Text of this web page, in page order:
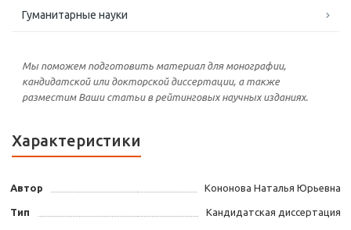
Гуманитарные науки
Мы поможем подготовить материал для монографии,
кандидатской или докторской диссертации, а также
разместим Ваши статьи в рейтинговых научных изданиях.
Характеристики
Автор Кононова Наталья Юрьевна
Тип Кандидатская диссертация